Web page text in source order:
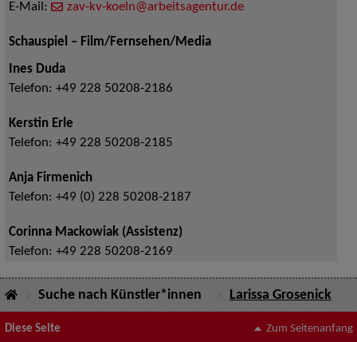
E-Mail:
zav-kv-koeln@arbeitsagentur.de
Schauspiel – Film/Fernsehen/Media
Ines Duda
Telefon: +49 228 50208-2186
Kerstin Erle
Telefon: +49 228 50208-2185
Anja Firmenich
Telefon: +49 (0) 228 50208-2187
Corinna Mackowiak (Assistenz)
Telefon: +49 228 50208-2169
Suche nach Künstler*innen Larissa Grosenick
Diese Seite Zum Seitenanfang